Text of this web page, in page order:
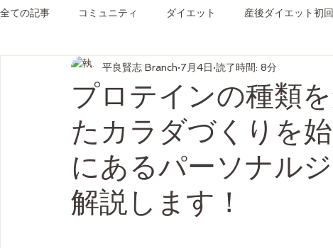
全ての記事 コミュニティ ダイエット 産後ダイエット初
プロテインの種類
たカラダづくりを
にあるパーソナル
解説します！
平良賢志 Branch 7月4日 読了時間: 8分